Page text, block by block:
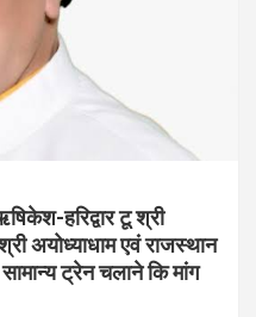
हरिद्वार टू श्री
अयोध्याधाम एवं राजस्थान
ट्रेन चलाने कि मांग